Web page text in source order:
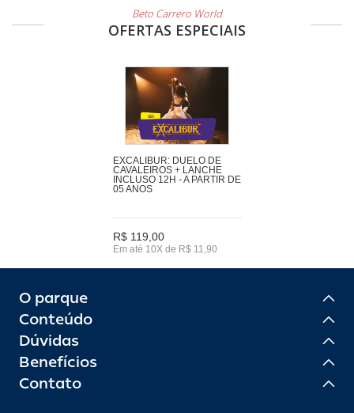
Beto Carrero World
OFERTAS ESPECIAIS
EXCALIBUR: DUELO DE
CAVALEIROS + LANCHE
INCLUSO 12H - A PARTIR DE
05 ANOS
R$ 119,00
Em até 10X de R$ 11,90
O parque
Conteúdo
Dúvidas
Benefícios
Contato